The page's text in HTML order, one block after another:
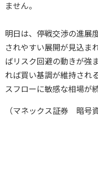
ません。
明日は、停戦交渉の進展
されやすい展開が見込ま
ばリスク回避の動きが強
れば買い基調が維持され
スフローに敏感な相場が
（マネックス証券 暗号